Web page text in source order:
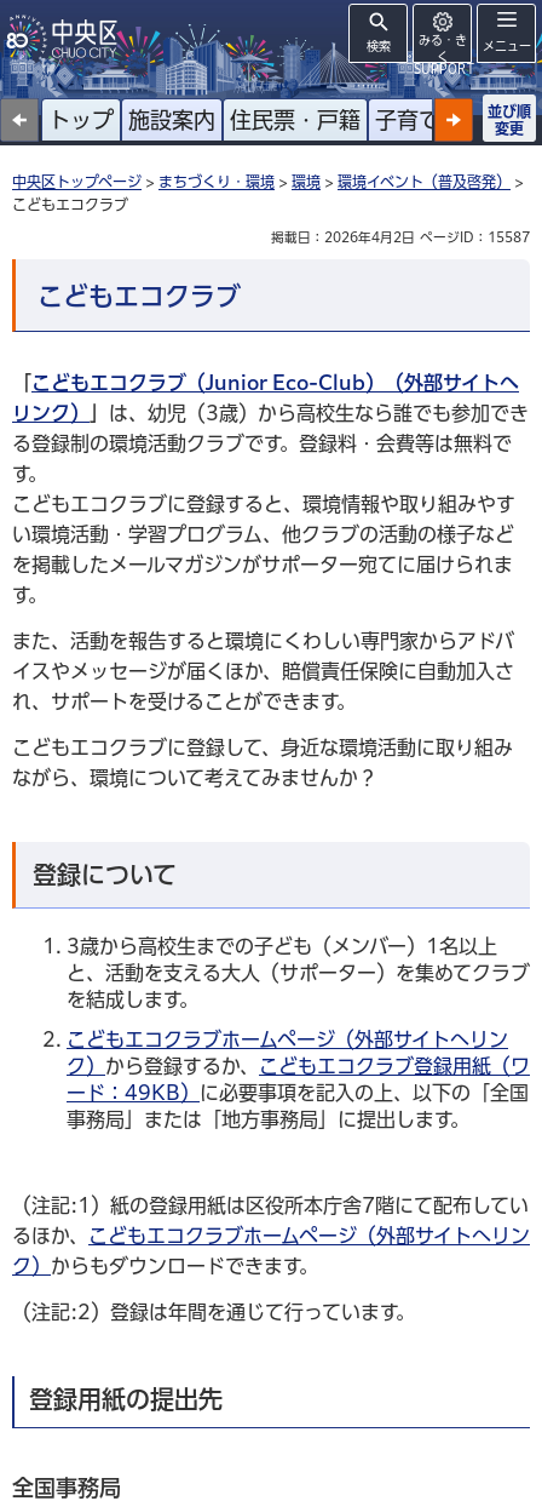
検索
みる・き
く
SUPPORT
メニュー
トップ 施設案内 住民票・戸籍 子育て 高齢者
並び順
変更
中央区トップページ > まちづくり・環境 > 環境 > 環境イベント（普及啓発）
>
こどもエコクラブ
掲載日：2026年4月2日 ページID：15587
こどもエコクラブ
こどもエコクラブ（Junior Eco-Club）（外部サイトへ
リンク）
は、幼児（3歳）から高校生なら誰でも参加でき
る登録制の環境活動クラブです。登録料・会費等は無料で
す。
こどもエコクラブに登録すると、環境情報や取り組みやす
い環境活動・学習プログラム、他クラブの活動の様子など
を掲載したメールマガジンがサポーター宛てに届けられま
す。
また、活動を報告すると環境にくわしい専門家からアドバ
イスやメッセージが届くほか、賠償責任保険に自動加入さ
れ、サポートを受けることができます。
こどもエコクラブに登録して、身近な環境活動に取り組み
ながら、環境について考えてみませんか？
登録について
3歳から高校生までの子ども（メンバー）1名以上
と、活動を支える大人（サポーター）を集めてクラブ
を結成します。
こどもエコクラブホームページ（外部サイトへリン
ク） から登録するか、
こどもエコクラブ登録用紙（ワ
ード：49KB）
に必要事項を記入の上、以下の「全国
事務局」または「地方事務局」に提出します。
（注記:1）紙の登録用紙は区役所本庁舎7階にて配布してい
るほか、
こどもエコクラブホームページ（外部サイトへリン
ク） からもダウンロードできます。
（注記:2）登録は年間を通じて行っています。
登録用紙の提出先
全国事務局